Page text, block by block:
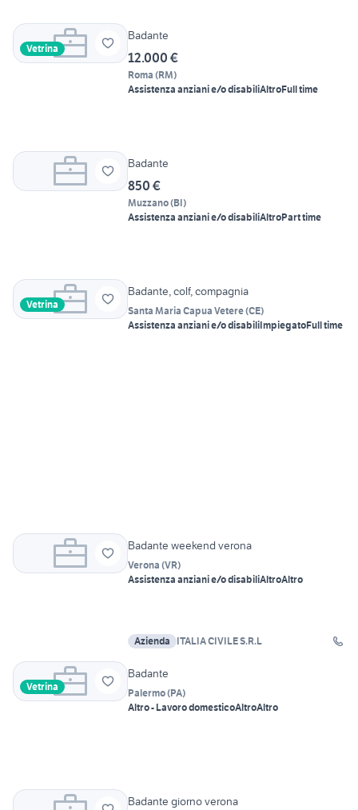
Vetrina
Badante
12.000 €
Roma (RM)
Assistenza anziani e/o disabiliAltroFull time
Badante
850 €
Muzzano(BI)
Assistenza anziani e/o disabiliAltroPart time
Vetrina
Badante, colf, compagnia
Santa Maria Capua Vetere(CE)
Assistenza anziani e/o disabiliImpiegatoFull time
Badante weekend verona
Verona (VR)
Assistenza anziani e/o disabiliAltroAltro
Azienda ITALIA CIVILE S.R.L
Vetrina
Badante
Palermo(PA)
Altro - Lavoro domesticoAltroAltro
Badante giorno verona